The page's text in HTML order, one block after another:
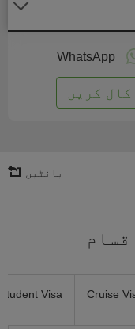
WhatsApp
کریں
بانٹیں
Cruise
Student Visa